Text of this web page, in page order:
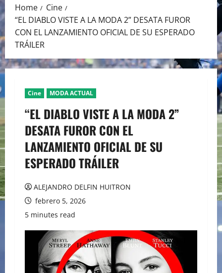
Home
Cine
“EL DIABLO VISTE A LA MODA 2” DESATA FUROR
CON EL LANZAMIENTO OFICIAL DE SU ESPERADO
TRÁILER
Cine MODA ACTUAL
“EL DIABLO VISTE A LA MODA 2”
DESATA FUROR CON EL
LANZAMIENTO OFICIAL DE SU
ESPERADO TRÁILER
ALEJANDRO DELFIN HUITRON
febrero 5, 2026
5 minutes read